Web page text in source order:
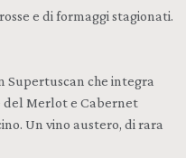
e di formaggi stagionati.
Supertuscan che integra
Merlot e Cabernet
Un vino austero, di rara